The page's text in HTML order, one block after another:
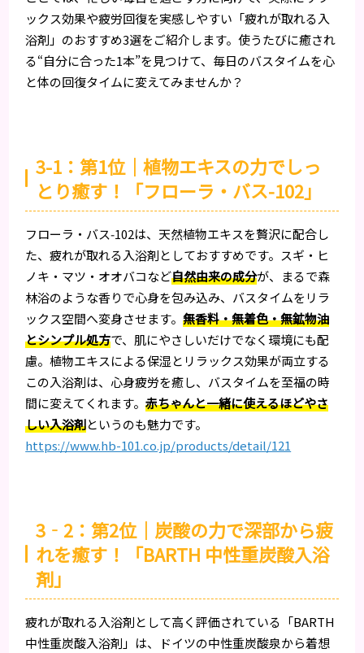
ックス効果や疲労回復を実感しやすい「疲れが取れる入
浴剤」のおすすめ3選をご紹介します。使うたびに癒され
る“自分に合った1本”を見つけて、毎日のバスタイムを心
と体の回復タイムに変えてみませんか？
3-1：第1位｜植物エキスの力でしっ
とり癒す！「フローラ・バス‑102」
フローラ・バス‑102は、天然植物エキスを贅沢に配合し
た、疲れが取れる入浴剤としておすすめです。スギ・ヒ
ノキ・マツ・オオバコなど自然由来の成分が、まるで森
林浴のような香りで心身を包み込み、バスタイムをリラ
ックス空間へ変身させます。無香料・無着色・無鉱物油
とシンプル処方で、肌にやさしいだけでなく環境にも配
慮。植物エキスによる保湿とリラックス効果が両立する
この入浴剤は、心身疲労を癒し、バスタイムを至福の時
間に変えてくれます。赤ちゃんと一緒に使えるほどやさ
しい入浴剤というのも魅力です。
https://www.hb-101.co.jp/products/detail/121
3‐2：第2位｜炭酸の力で深部から疲
れを癒す！「BARTH 中性重炭酸入浴
剤」
疲れが取れる入浴剤として高く評価されている「BARTH
中性重炭酸入浴剤」は、ドイツの中性重炭酸泉から着想